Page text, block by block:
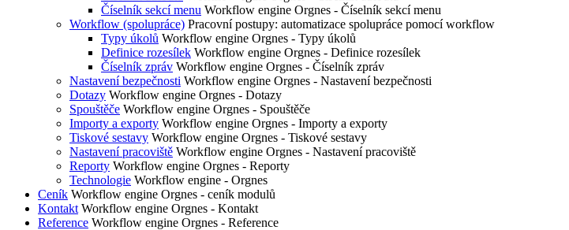
Číselník sekcí menu Workflow engine Orgnes - Číselník sekcí menu
Workflow (spolupráce) Pracovní postupy: automatizace spolupráce pomocí workflow
Typy úkolů Workflow engine Orgnes - Typy úkolů
Definice rozesílek Workflow engine Orgnes - Definice rozesílek
Číselník zpráv Workflow engine Orgnes - Číselník zpráv
Nastavení bezpečnosti Workflow engine Orgnes - Nastavení bezpečnosti
Dotazy Workflow engine Orgnes - Dotazy
Spouštěče Workflow engine Orgnes - Spouštěče
Importy a exporty Workflow engine Orgnes - Importy a exporty
Tiskové sestavy Workflow engine Orgnes - Tiskové sestavy
Nastavení pracoviště Workflow engine Orgnes - Nastavení pracoviště
Reporty Workflow engine Orgnes - Reporty
Technologie Workflow engine - Orgnes
Ceník Workflow engine Orgnes - ceník modulů
Kontakt Workflow engine Orgnes - Kontakt
Reference Workflow engine Orgnes - Reference